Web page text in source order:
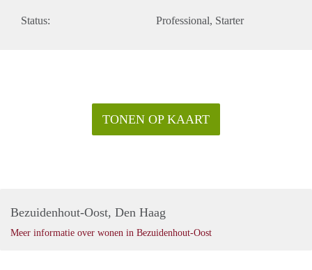
• Ingangsdatum: Beide kamers komen beschikbaar. Exacte
Bezichtiging van het huis en kennismaking zal op een nader
te bepalen tijdstip (en in overleg) begin plaatsvinden
(vermoedelijk in de week van 10 december).
Status: Professional Starter
TONEN OP KAART
Bezuidenhout-Oost, Den Haag
Meer informatie over wonen in Bezuidenhout-Oost